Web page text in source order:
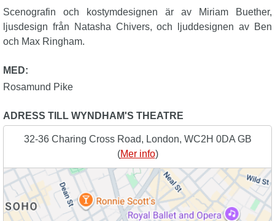
Scenografin och kostymdesignen är av Miriam Buether,
ljusdesign från Natasha Chivers, och ljuddesignen av Ben
och Max Ringham.
MED:
Rosamund Pike
ADRESS TILL WYNDHAM'S THEATRE
32-36 Charing Cross Road, London, WC2H 0DA GB
(Mer info)